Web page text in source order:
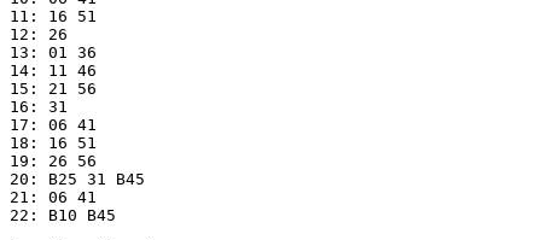
11: 16 51
12: 26
13: 01 36
14: 11 46
15: 21 56
16: 31
17: 06 41
18: 16 51
19: 26 56
20: B25 31 B45
21: 06 41
22: B10 B45